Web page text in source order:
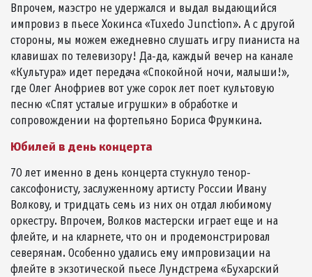
Впрочем, маэстро не удержался и выдал выдающийся
импровиз в пьесе Хокинса «Tuxedo Junction». А с другой
стороны, мы можем ежедневно слушать игру пианиста на
клавишах по телевизору! Да-да, каждый вечер на канале
«Культура» идет передача «Спокойной ночи, малыши!»,
где Олег Анофриев вот уже сорок лет поет культовую
песню «Спят усталые игрушки» в обработке и
сопровождении на фортепьяно Бориса Фрумкина.
Юбилей в день концерта
70 лет именно в день концерта стукнуло тенор-
саксофонисту, заслуженному артисту России Ивану
Волкову, и тридцать семь из них он отдал любимому
оркестру. Впрочем, Волков мастерски играет еще и на
флейте, и на кларнете, что он и продемонстрировал
северянам. Особенно удались ему импровизации на
флейте в экзотической пьесе Лундстрема «Бухарский